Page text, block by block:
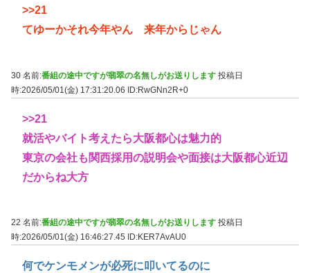
>>21
てゆーかそれ今年やん 来年からじゃん
30 名前:番組の途中ですが翡翠の名無しがお送りします 投稿日
時:2026/05/01(金) 17:31:20.06 ID:RwGNn2R+0
>>21
就活やバイト考えたら大阪都心は魅力的
東京の会社も関西採用の説明会や面接は大阪都心近辺
だからね大方
22 名前:番組の途中ですが翡翠の名無しがお送りします 投稿日
時:2026/05/01(金) 16:46:27.45
ID:KER7AvAU0
何でケンモメンが必死に叩いてるのに